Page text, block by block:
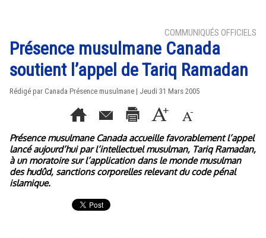
COMMUNIQUÉS OFFICIELS
Présence musulmane Canada
soutient l’appel de Tariq Ramadan
Rédigé par Canada Présence musulmane | Jeudi 31 Mars 2005
Présence musulmane Canada accueille favorablement l’appel
lancé aujourd’hui par l’intellectuel musulman, Tariq Ramadan,
à un moratoire sur l’application dans le monde musulman
des hudûd, sanctions corporelles relevant du code pénal
islamique.